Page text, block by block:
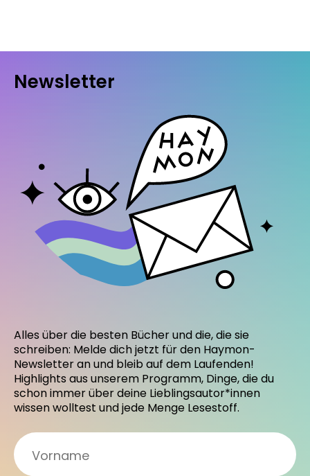
Newsletter
Alles über die besten Bücher und die, die sie
schreiben: Melde dich jetzt für den Haymon-
Newsletter an und bleib auf dem Laufenden!
Highlights aus unserem Programm, Dinge, die du
schon immer über deine Lieblingsautor*innen
wissen wolltest und jede Menge Lesestoff.